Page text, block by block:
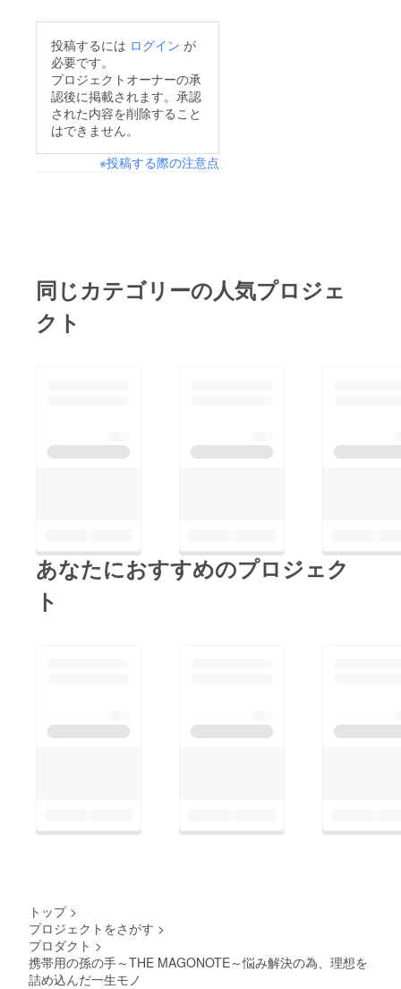
投稿するには ログイン が
必要です。
プロジェクトオーナーの承
認後に掲載されます。承認
された内容を削除すること
はできません。
※投稿する際の注意点
同じカテゴリーの人気プロジェ
クト
あなたにおすすめのプロジェク
ト
トップ >
プロジェクトをさがす >
プロダクト >
携帯用の孫の手～THE MAGONOTE～悩み解決の為、理想を
詰め込んだ一生モノ